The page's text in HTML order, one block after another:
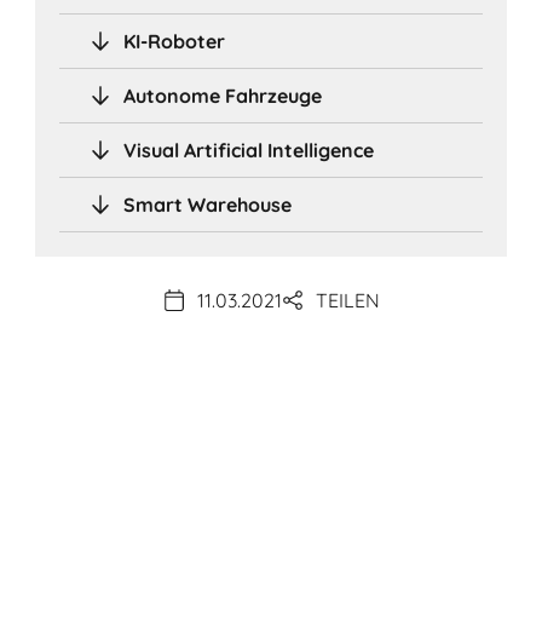
KI-Roboter
Autonome Fahrzeuge
Visual Artificial Intelligence
Smart Warehouse
11.03.2021 TEILEN